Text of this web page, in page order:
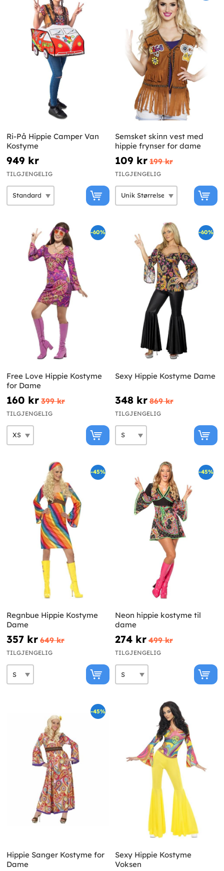
Ri-På Hippie Camper Van
Kostyme
949 kr
TILGJENGELIG
Semsket skinn vest med
hippie frynser for dame
109 kr 199 kr
TILGJENGELIG
-60%
Free Love Hippie Kostyme
for Dame
160 kr 399 kr
TILGJENGELIG
-60%
Sexy Hippie Kostyme Dame
348 kr 869 kr
TILGJENGELIG
-45%
Regnbue Hippie Kostyme
Dame
357 kr 649 kr
TILGJENGELIG
-45%
Neon hippie kostyme til
dame
274 kr 499 kr
TILGJENGELIG
-45%
Hippie Sanger Kostyme for
Dame
Sexy Hippie Kostyme
Voksen